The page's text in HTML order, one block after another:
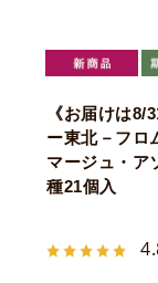
《お届けは8/
ー東北－フ
マージュ・
種21個入